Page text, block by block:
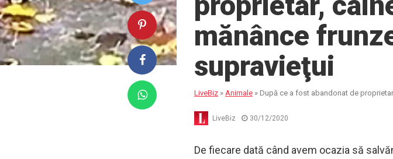
mănânce
supravieţui
LiveBiz » Animale » După ce a fost abandonat de
LiveBiz 30/12/2020
De fiecare dată când avem ocazia să